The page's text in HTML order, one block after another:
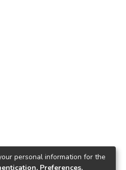
personal information for the
Preferences,